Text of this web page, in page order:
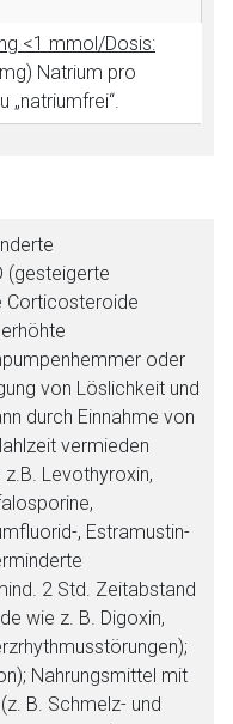
<1 mmol/Dosis:
Natrium pro
„natriumfrei“.
(gesteigerte
Corticosteroide
oder
von Löslichkeit und
durch Einnahme von
vermieden
Levothyroxin,
, Estramustin-
2 Std. Zeitabstand
wie z. B. Digoxin,
Nahrungsmittel mit
B. Schmelz- und